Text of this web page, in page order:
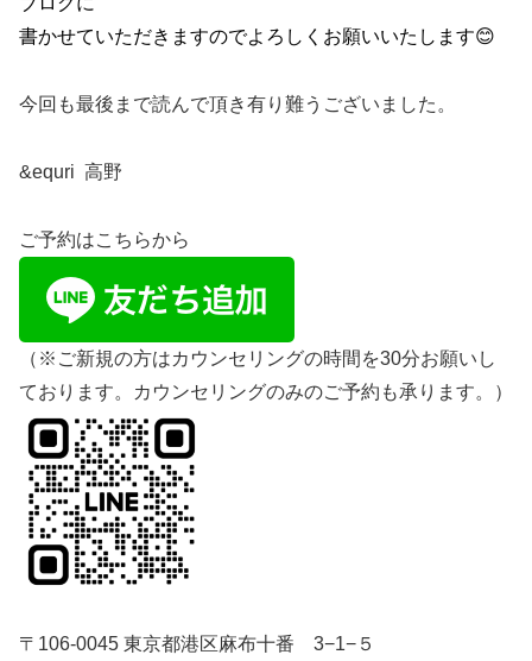
書かせていただきますのでよろしくお願いいたします😊
今回も最後まで読んで頂き有り難うございました。
&equri 高野
ご予約はこちらから
（※ご新規の方はカウンセリングの時間を30分お願いし
ております。カウンセリングのみのご予約も承ります。）
〒106-0045 東京都港区麻布十番 3−1−５